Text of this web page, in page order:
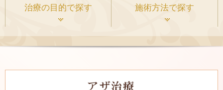
レーザー脱毛
治療の目的で探す
表情シワ レーザー脱毛
施術方法で探す
ピコジェネシス パーフェクタ療法